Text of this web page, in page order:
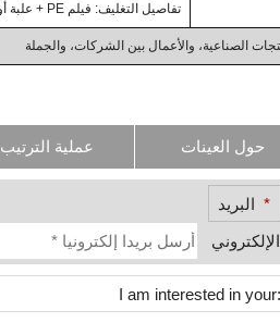
تفاصيل التغليف: فيلم PE + علبة أو مخصصة
عملية الترتيب حول العينات
* البريد
الإلكتروني